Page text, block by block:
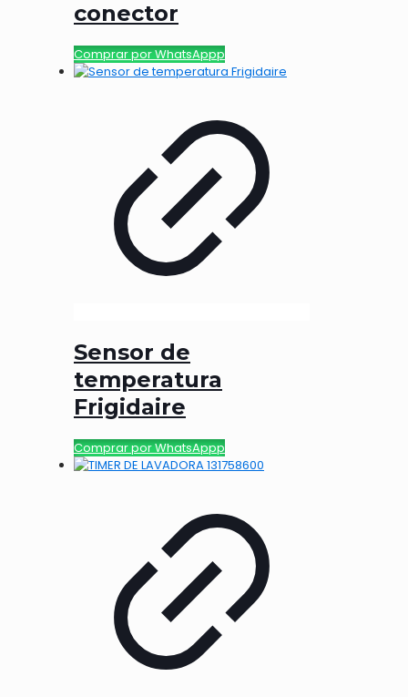
conector
Comprar por WhatsAppp
Sensor de
temperatura
Frigidaire
Comprar por WhatsAppp